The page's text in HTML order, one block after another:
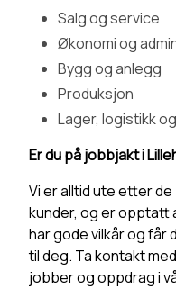
Salg og service
Økonomi og
Bygg og anlegg
Produksjon
Lager, logistikk
Er du på jobbjakt i
Vi er alltid ute etter
kunder, og er opptatt
har gode vilkår og
til deg. Ta kontakt
jobber og oppdrag i